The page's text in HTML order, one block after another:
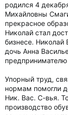
родился 4
Михайловны
прекрасное
Николай стал
бизнесе. Николай
дочь Анна
Упорный труд,
нормам помогли
Ник. Вас. С-вья.
производство